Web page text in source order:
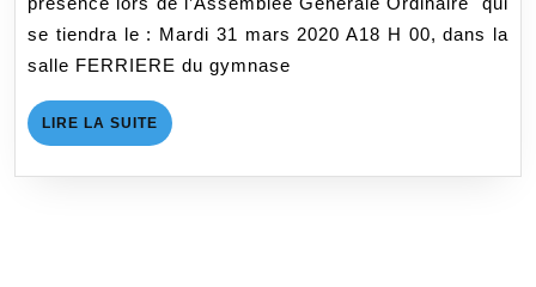
2020
se tiendra le : Mardi 31 mars 2020 A18 H 00, dans la
salle FERRIERE du gymnase
LIRE LA SUITE LIRE
LA